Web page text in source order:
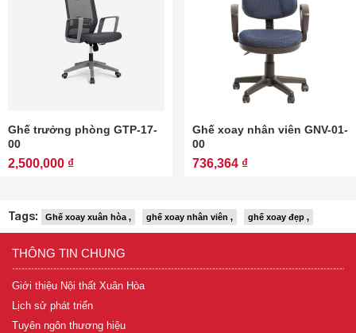
Ghế trưởng phòng GTP-17-
00
2,500,000 ₫
Ghế xoay nhân viên GNV-01-
00
736,364 ₫
Tags: Ghế xoay xuân hòa , ghế xoay nhân viên , ghế xoay đẹp ,
THÔNG TIN CHUNG
Giới thiệu Nội thất Xuân Hòa
Lịch sử phát triển
Tuyên ngôn thương hiệu